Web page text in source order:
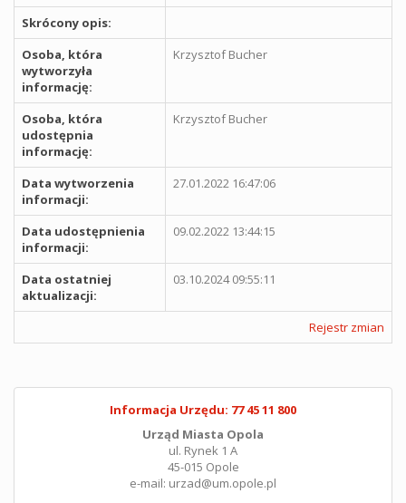
Skrócony opis:
Osoba, która
wytworzyła
informację:
Krzysztof Bucher
Osoba, która
udostępnia
informację:
Krzysztof Bucher
Data wytworzenia
informacji:
27.01.2022 16:47:06
Data udostępnienia
informacji:
09.02.2022 13:44:15
Data ostatniej
aktualizacji:
03.10.2024 09:55:11
Rejestr zmian
Informacja Urzędu: 77 45 11 800
Urząd Miasta Opola
ul. Rynek 1 A
45-015 Opole
e-mail: urzad@um.opole.pl